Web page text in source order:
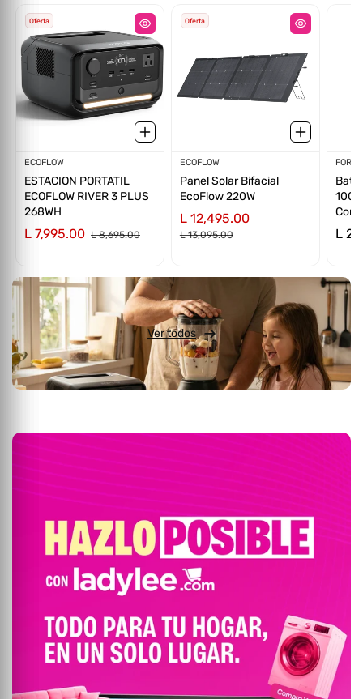
Oferta
Proveedor:
ECOFLOW
ESTACION PORTATIL
ECOFLOW RIVER 3 PLUS
268WH
L 7,995.00 L 8,695.00
Oferta
Proveedor:
ECOFLOW
Panel Solar Bifacial
EcoFlow 220W
L 12,495.00
L 13,095.00
FORZA
L
Ver todos